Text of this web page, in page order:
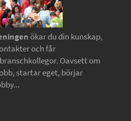
ökar du din kunskap,
och får
Oavsett om
startar eget, börjar